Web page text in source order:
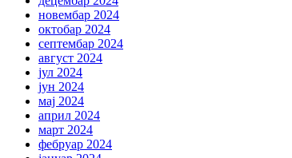
новембар 2024
октобар 2024
септембар 2024
август 2024
јул 2024
јун 2024
мај 2024
април 2024
март 2024
фебруар 2024